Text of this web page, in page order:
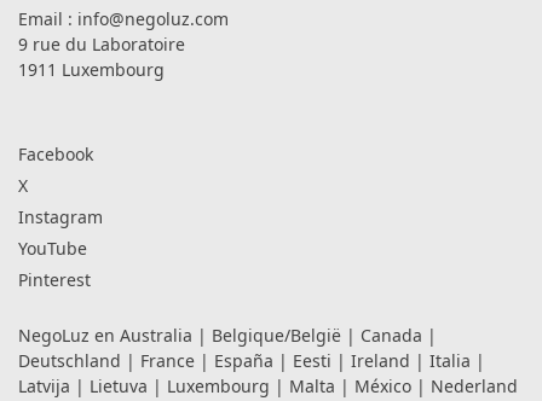
Email : info@negoluz.com
9 rue du Laboratoire
1911 Luxembourg
Facebook
X
Instagram
YouTube
Pinterest
NegoLuz en Australia | Belgique/België | Canada |
Deutschland | France | España | Eesti | Ireland | Italia |
Latvija | Lietuva | Luxembourg | Malta | México | Nederland